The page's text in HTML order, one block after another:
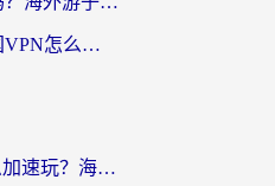
马来西亚留学生回国VPN怎么选？3个避坑点+1款实测好用的加速器推荐
Sky光·遇在国外怎么加速玩？海外党亲测有效的国服游戏加速指南